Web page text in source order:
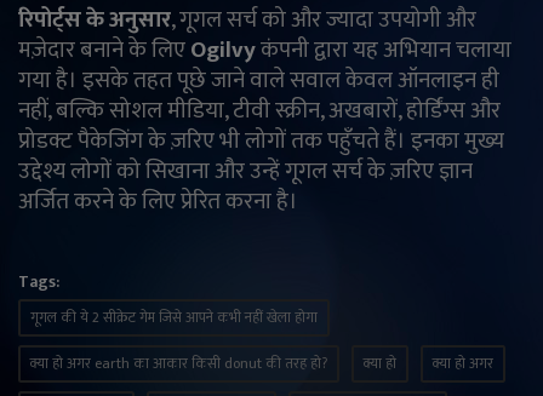
रिपोर्ट्स के अनुसार, गूगल सर्च को और ज्यादा उपयोगी और
मज़ेदार बनाने के लिएOgilvyकंपनी द्वारा यह अभियान चलाया
गया है। इसके तहत पूछे जाने वाले सवाल केवल ऑनलाइन ही
नहीं, बल्कि सोशल मीडिया, टीवी स्क्रीन, अखबारों, होर्डिंग्स और
प्रोडक्ट पैकेजिंग के ज़रिए भी लोगों तक पहुँचते हैं। इनका मुख्य
उद्देश्य लोगों को सिखाना और उन्हें गूगल सर्च के ज़रिए ज्ञान
अर्जित करने के लिए प्रेरित करना है।
Tags:
गूगल की ये 2 सीक्रेट गेम जिसे आपने कभी नहीं खेला होगा
क्या हो अगर earth का आकार किसी donut की तरह हो?
क्या हो
क्या हो अगर